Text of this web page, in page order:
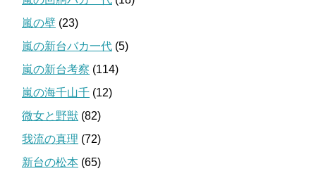
嵐の壁 (23)
嵐の新台バカ一代 (5)
嵐の新台考察 (114)
嵐の海千山千 (12)
微女と野獣 (82)
我流の真理 (72)
新台の松本 (65)